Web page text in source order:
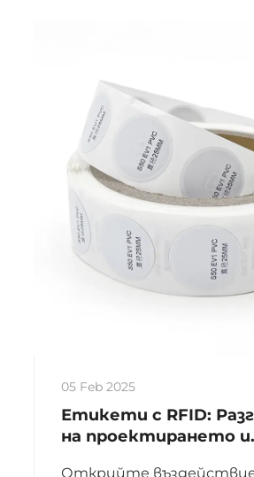
ефективността и
решения в ланцета на
05 Feb 2025
Етикети с RFID:
на проектирането и
Открийте